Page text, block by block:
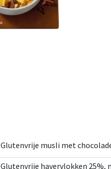
Glutenvrije musli met
Glutenvrije havervlokken 25%,